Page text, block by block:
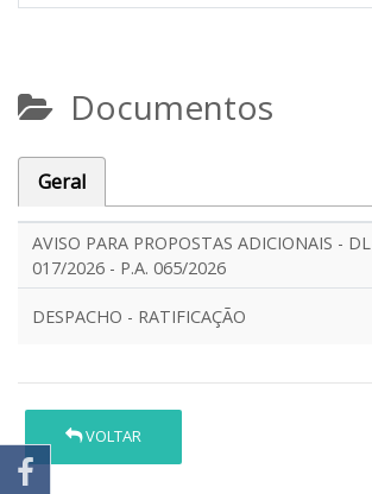
Documentos
Geral
AVISO PARA PROPOSTAS ADICIONAIS - DL
017/2026 - P.A. 065/2026
DESPACHO - RATIFICAÇÃO
VOLTAR